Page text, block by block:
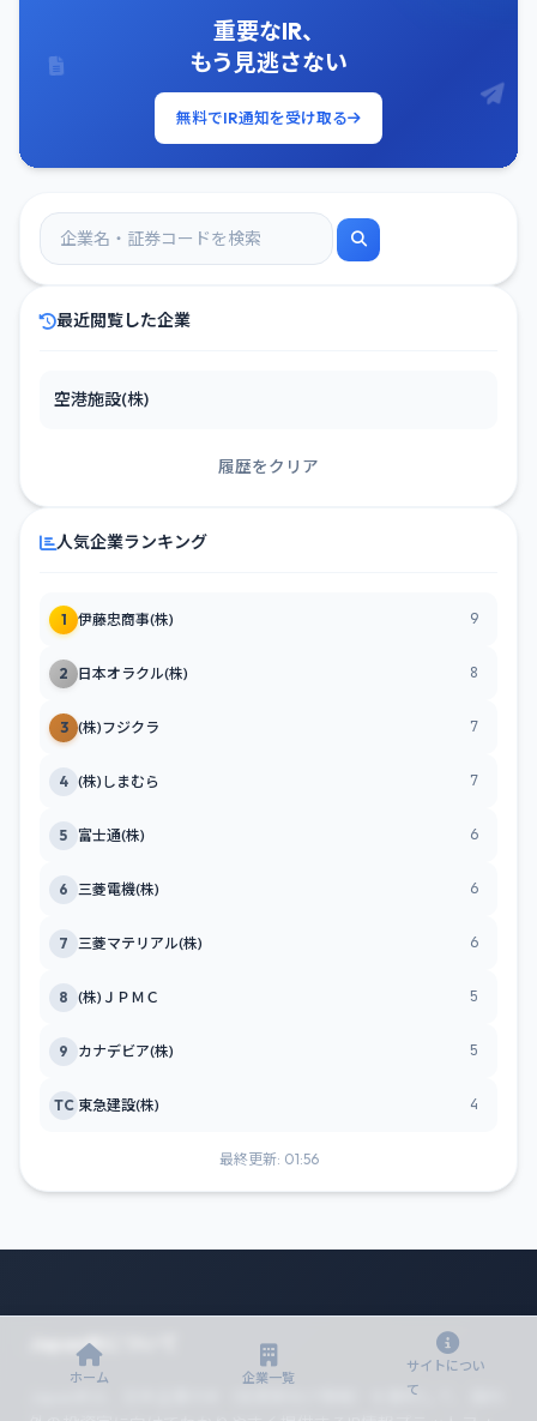
重要なIR、
もう見逃さない
無料でIR通知を受け取る
最近閲覧した企業
空港施設(株)
履歴をクリア
人気企業ランキング
1 伊藤忠商事(株) 9
2 日本オラクル(株) 8
3 (株)フジクラ 7
4 (株)しまむら 7
5 富士通(株) 6
6 三菱電機(株) 6
7 三菱マテリアル(株) 6
8 (株)ＪＰＭＣ 5
9 カナデビア(株) 5
TC 東急建設(株) 4
最終更新: 01:56
JapanIRについて
JapanIRは、日本企業のIR（投資家向け情報）を要約して、国内
ホーム 企業一覧
サイトについ
て